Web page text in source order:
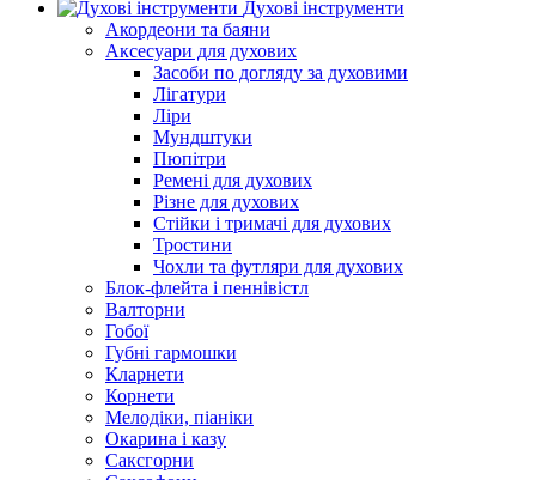
Духові інструменти
Акордеони та баяни
Аксесуари для духових
Засоби по догляду за духовими
Лігатури
Ліри
Мундштуки
Пюпітри
Ремені для духових
Різне для духових
Стійки і тримачі для духових
Тростини
Чохли та футляри для духових
Блок-флейта і пеннівістл
Валторни
Гобої
Губні гармошки
Кларнети
Корнети
Мелодіки, піаніки
Окарина і казу
Саксгорни